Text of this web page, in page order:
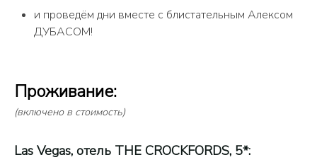
и проведём дни вместе с блистательным Алексом
ДУБАСОМ!
Проживание:
(включено в стоимость)
Las Vegas, отель THE CROCKFORDS, 5*: